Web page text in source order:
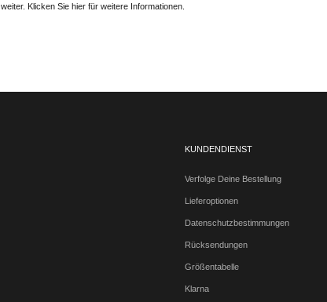
weiter. Klicken Sie hier für weitere Informationen.
KUNDENDIENST
Verfolge Deine Bestellung
Lieferoptionen
Datenschutzbestimmungen
Rücksendungen
Größentabelle
Klarna